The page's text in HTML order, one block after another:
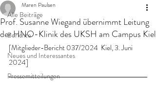
Alle Beiträge
Berichte
Neues und Interessantes
Pressemitteilungen
Prof. Susanne Wiegand übernimmt Leitung
der HNO-Klinik des UKSH am Campus Kiel
Maren Paulsen
[Mitglieder-Bericht 037/2024  Kiel, 3. Juni
2024]